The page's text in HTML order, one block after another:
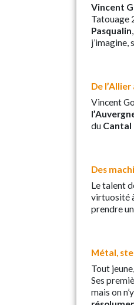
Vincent
Tatouage
Pasqualin
j’imagine,
De
Vincent
du Cantal
Des
Le talent
virtuosité
prendre
Métal,
Tout jeune,
Ses
mais on